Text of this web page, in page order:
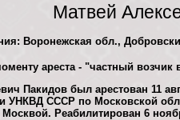
Матвей
Воронежская обл.,
ареста - "частный
Пакидов был арестован 11
УНКВД СССР по Московской
Реабилитирован 6